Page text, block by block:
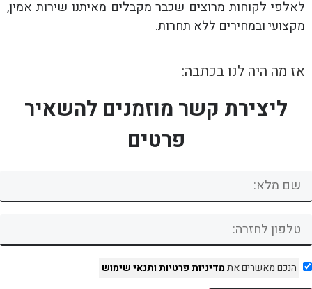
לאלפי לקוחות מרוצים שכבר מקבלים מאיתנו שירות אמין,
מקצועי ובמחירים ללא תחרות.
אז מה היה לנו בכתבה:
ליצירת קשר מוזמנים להשאיר
פרטים
הנכם מאשרים אתמדיניות פרטיותותנאי שימוש